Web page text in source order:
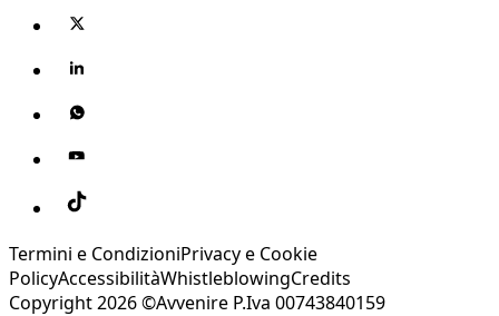
Termini e CondizioniPrivacy e Cookie
PolicyAccessibilitàWhistleblowingCredits
Copyright 2026 ©Avvenire P.Iva 00743840159